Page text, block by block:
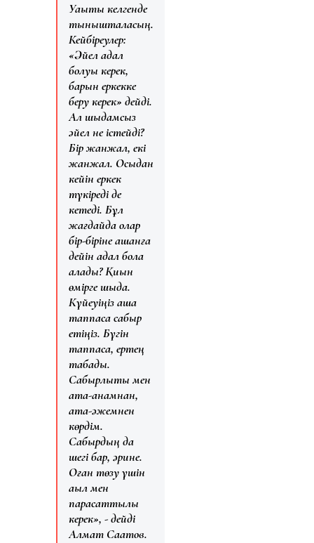
Уақыты келгенде
тынышталасың.
Кейбіреулер:
«Әйел адал
болуы керек,
барын еркекке
беру керек» дейді.
Ал шыдамсыз
әйел не істейді?
Бір жанжал, екі
жанжал. Осыдан
кейін еркек
түкіреді де
кетеді. Бұл
жағдайда олар
бір-біріне қашанға
дейін адал бола
алады? Қиын
өмірге шыда.
Күйеуіңіз ақша
таппаса сабыр
етіңіз. Бүгін
таппаса, ертең
табады.
Сабырлықты мен
ата-анамнан,
ата-әжемнен
көрдім.
Сабырдың да
шегі бар, әрине.
Оған төзу үшін
ақыл мен
парасаттылық
керек», - дейді
Алмат Сақатов.